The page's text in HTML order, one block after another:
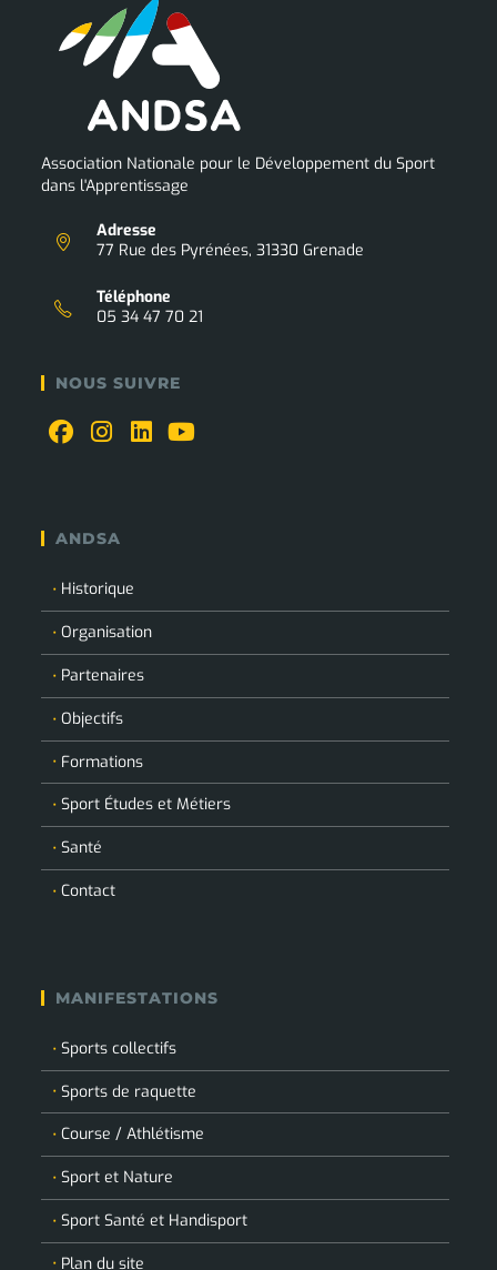
Association Nationale pour le Développement du Sport
dans l'Apprentissage
Adresse
77 Rue des Pyrénées, 31330 Grenade
Téléphone
05 34 47 70 21
NOUS SUIVRE
ANDSA
Historique
Organisation
Partenaires
Objectifs
Formations
Sport Études et Métiers
Santé
Contact
MANIFESTATIONS
Sports collectifs
Sports de raquette
Course / Athlétisme
Sport et Nature
Sport Santé et Handisport
Plan du site